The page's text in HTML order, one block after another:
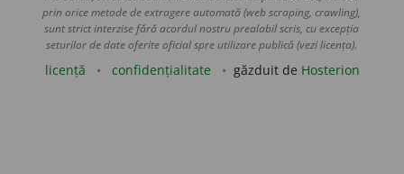
prin orice metode de extragere automată (web scraping, crawling),
sunt strict interzise fără acordul nostru prealabil scris, cu excepția
seturilor de date oferite oficial spre utilizare publică (vezi licența).
licență confidențialitate găzduit de Hosterion